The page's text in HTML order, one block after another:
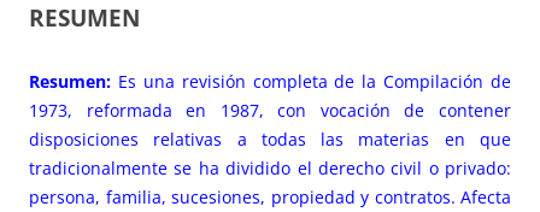
RESUMEN
Resumen: Es una revisión completa de la Compilación de
1973, reformada en 1987, con vocación de contener
disposiciones relativas a todas las materias en que
tradicionalmente se ha dividido el derecho civil o privado:
persona, familia, sucesiones, propiedad y contratos. Afecta